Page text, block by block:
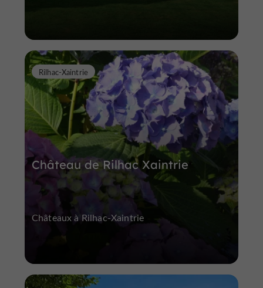
Château de Rilhac Xaintrie
Rilhac-Xaintrie
Châteaux à Rilhac-Xaintrie